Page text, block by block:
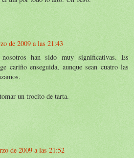
de 2009 a las 21:43
han sido muy significativas. Es
cariño enseguida, aunque sean cuatro las
un trocito de tarta.
de 2009 a las 21:52